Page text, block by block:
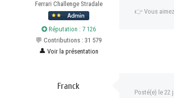
Ferrari Challenge Stradale
Réputation : 7 126
💬 Contributions : 31 579
👤 Voir la présentation
👉 Vous
Franck
Posté(e) le 22